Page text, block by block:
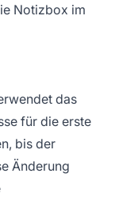
Notizbox im
das
für die erste
bis der
Änderung